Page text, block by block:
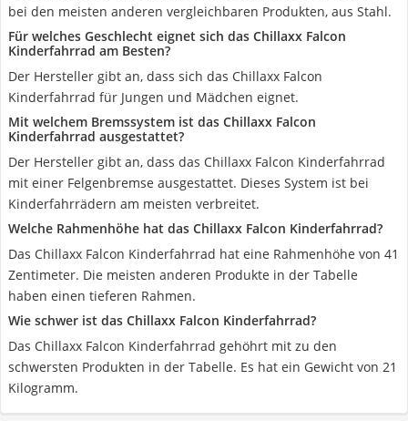
bei den meisten anderen vergleichbaren Produkten, aus Stahl.
Für welches Geschlecht eignet sich das Chillaxx Falcon
Kinderfahrrad am Besten?
Der Hersteller gibt an, dass sich das Chillaxx Falcon
Kinderfahrrad für Jungen und Mädchen eignet.
Mit welchem Bremssystem ist das Chillaxx Falcon
Kinderfahrrad ausgestattet?
Der Hersteller gibt an, dass das Chillaxx Falcon Kinderfahrrad
mit einer Felgenbremse ausgestattet. Dieses System ist bei
Kinderfahrrädern am meisten verbreitet.
Welche Rahmenhöhe hat das Chillaxx Falcon Kinderfahrrad?
Das Chillaxx Falcon Kinderfahrrad hat eine Rahmenhöhe von 41
Zentimeter. Die meisten anderen Produkte in der Tabelle
haben einen tieferen Rahmen.
Wie schwer ist das Chillaxx Falcon Kinderfahrrad?
Das Chillaxx Falcon Kinderfahrrad gehöhrt mit zu den
schwersten Produkten in der Tabelle. Es hat ein Gewicht von 21
Kilogramm.